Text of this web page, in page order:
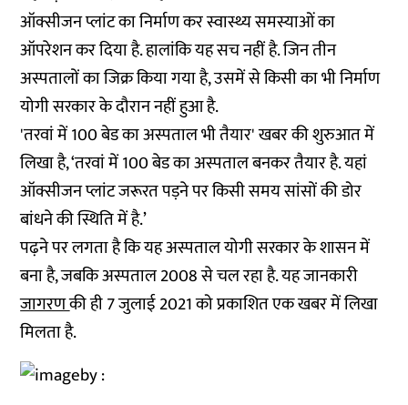
ऑक्सीजन प्लांट का निर्माण कर स्वास्थ्य समस्याओं का
ऑपरेशन कर दिया है. हालांकि यह सच नहीं है. जिन तीन
अस्पतालों का जिक्र किया गया है, उसमें से किसी का भी निर्माण
योगी सरकार के दौरान नहीं हुआ है.
'तरवां में 100 बेड का अस्पताल भी तैयार' खबर की शुरुआत में
लिखा है, ‘तरवां में 100 बेड का अस्पताल बनकर तैयार है. यहां
ऑक्सीजन प्लांट जरूरत पड़ने पर किसी समय सांसों की डोर
बांधने की स्थिति में है.’
पढ़ने पर लगता है कि यह अस्पताल योगी सरकार के शासन में
बना है, जबकि अस्पताल 2008 से चल रहा है. यह जानकारी
जागरणकी ही 7 जुलाई 2021 को प्रकाशित एक खबर में लिखा
मिलता है.